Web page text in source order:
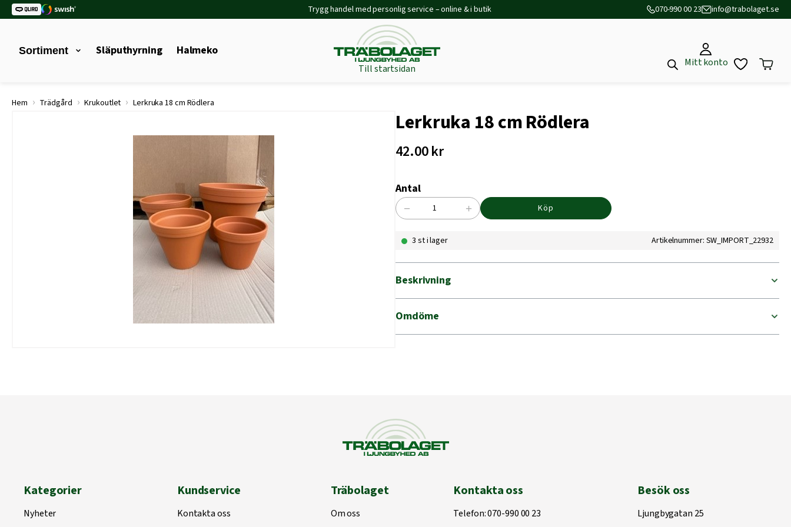
Trygg handel med personlig service – online & i butik 070-990 00 23 info@trabolaget.se
Sortiment Släputhyrning Halmeko
Till startsidan
Mitt konto
Hem › Trädgård › Krukoutlet › Lerkruka 18 cm Rödlera
Lerkruka 18 cm Rödlera
42.00kr
Antal
Lerkruka
cm
mängd
− + Köp
3 st i lager Artikelnummer: SW_IMPORT_22932
Beskrivning
Omdöme
Kategorier
Nyheter
Kundservice
Kontakta oss
Träbolaget
Om oss
Kontakta oss
Telefon:070-990 00 23
Besök oss
Ljungbygatan 25